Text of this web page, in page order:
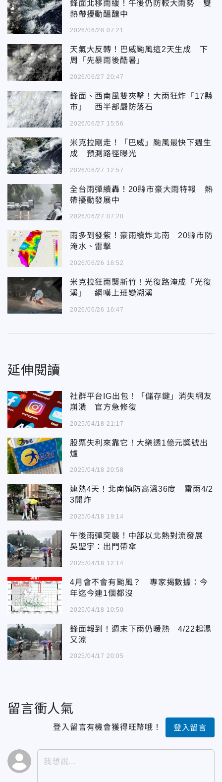
鋒面北移雨緩！午後仍防較大雨勢 雙
熱帶擾動醞釀中
2026/06/28 07:21
天氣大反轉！巴威颱風這2天生成 下
周「先暴雨後酷暑」
2026/06/27 20:47
鋒面、西南風雙夾擊！大雨狂炸「17縣
市」 西半部嚴防落石
2026/06/27 15:56
米克拉剛走！「巴威」颱風最快下週生
成 預測路徑曝光
2026/06/27 12:57
全台雨彈續轟！20縣市豪大雨特報 熱
帶擾動發展中
2026/06/27 07:20
雨多到發紫！豪雨續炸北南 20縣市防
淹水、雷擊
2026/06/26 18:52
米克拉狂雨襲新竹！光復路淹成「光復
溪」 網嘆上班變溯溪
2026/06/26 16:47
延伸閱讀
社群平台IG出包！「儲存鍵」消失網友
崩潰 官方急修復
2025/04/18 21:17
股票失利來靠它！大樂透1億元獎號出
爐
2025/04/18 20:58
連熱4天！北南慎防高溫36度 雷雨4/2
3開炸
2025/04/18 19:14
午後雨彈突襲！中部以北熱對流發展
吳聖宇：出門帶傘
2025/04/18 12:14
4月會不會有颱風？ 專家揭數據：今
年迄今連1個都沒
2025/04/18 10:50
鋒面報到！週末下雨仍暖熱 4/22起濕
又涼
2025/04/17 20:05
留言衝人氣
登入留言有機會獲得旺幣哦！ 登入留言